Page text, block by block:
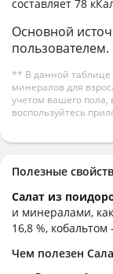
составляет 78
Основной
пользователем.
** В данной
минералов для
учетом вашего пола,
воспользуйтесь
Полезные
Салат из
и минералами,
16,8 %, кобальтом
Чем полезен